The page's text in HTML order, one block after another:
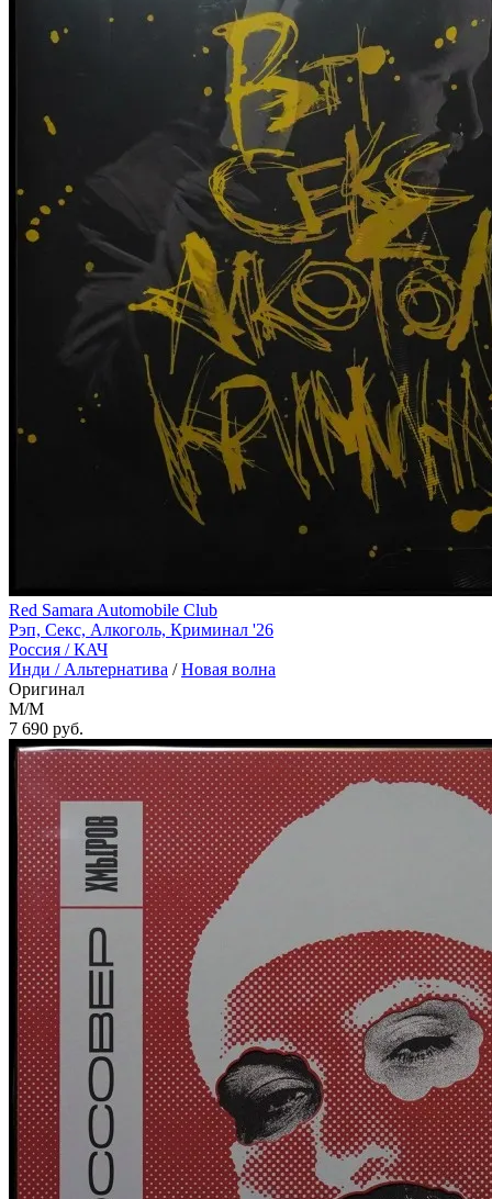
Red Samara Automobile Club
Рэп, Секс, Алкоголь, Криминал '26
Россия /КАЧ
Инди / Альтернатива /Новая волна
Оригинал
M/M
7 690 руб.